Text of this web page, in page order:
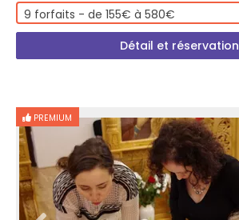
9 forfaits - de 155€ à 580€
Détail et réservation
PREMIUM